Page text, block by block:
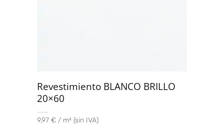
Revestimiento BLANCO BRILLO
20×60
9,97 € / m² (sin IVA)